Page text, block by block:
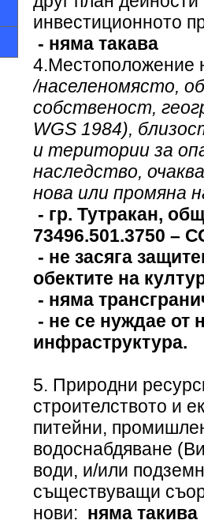
инвестиционното
- няма такава
/населеномясто,
собственост,
WGS 1984),
и територии за
наследство,
нова или промяна
- гр. Тутракан,
73496.501.3750 –
- не засяга
обектите на
- няма
- не се нуждае от
инфраструктура.
5. Природни
строителството и
питейни,
водоснабдяване
води, и/или
съществуващи
нови: няма такива